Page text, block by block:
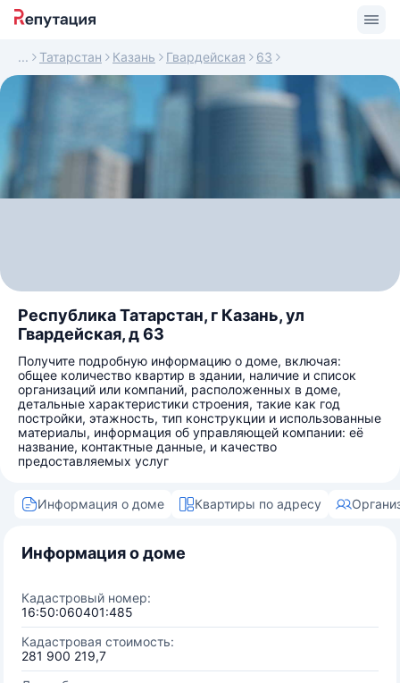
Татарстан Казань Гвардейская 63
Республика Татарстан, г Казань, ул
Гвардейская, д 63
Получите подробную информацию о доме, включая:
общее количество квартир в здании, наличие и список
организаций или компаний, расположенных в доме,
детальные характеристики строения, такие как год
постройки, этажность, тип конструкции и использованные
материалы, информация об управляющей компании: её
название, контактные данные, и качество
предоставляемых услуг
Информация о доме Квартиры по адресу
Информация о доме
Кадастровый номер:
16:50:060401:485
Кадастровая стоимость:
281 900 219,7